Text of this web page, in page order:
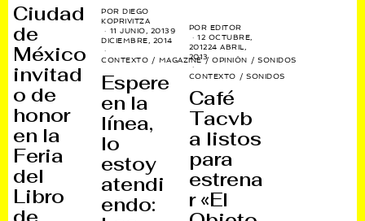
Ciudad
de
México
invitad
o de
honor
en la
Feria
del
Libro
PORDIEGO
KOPRIVITZA
11 JUNIO, 2013 9
DICIEMBRE, 2014
CONTEXTO / MAGAZINE / OPINIÓN / SONIDOS
Espere
en la
línea,
lo
estoy
atendi
endo:
POR EDITOR
12 OCTUBRE,
201224 ABRIL,
2013
CONTEXTO / SONIDOS
Café
Tacvb
a listos
para
estrena
r «El